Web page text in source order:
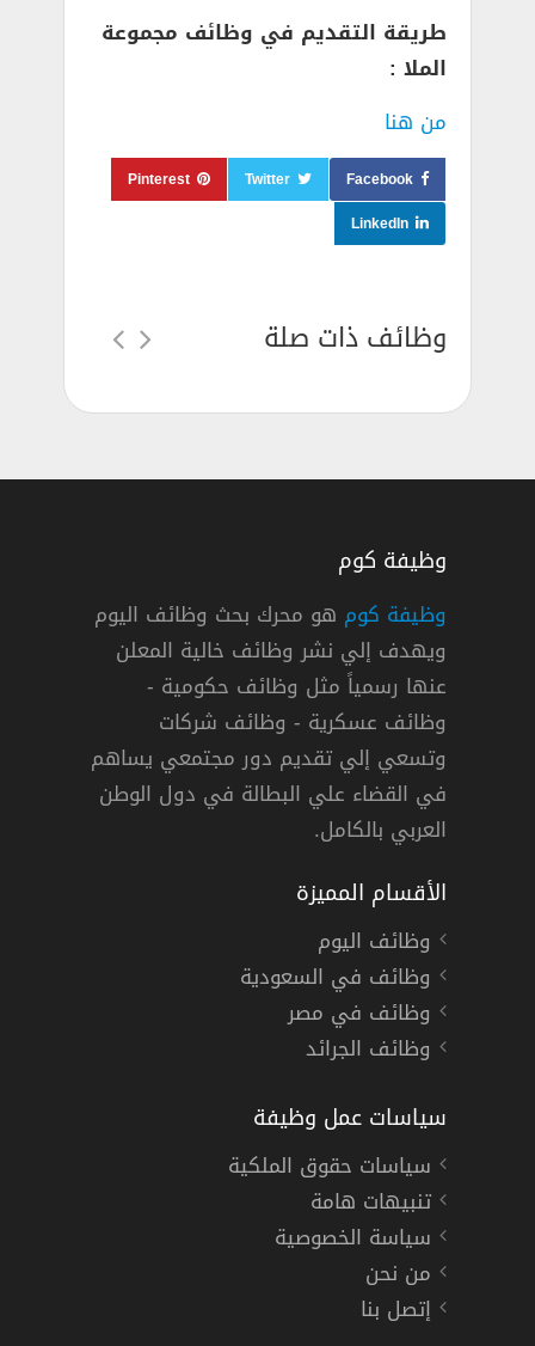
طريقة التقديم في وظائف مجموعة
الملا :
من هنا
Facebook
Twitter
Pinterest
LinkedIn
وظائف ذات صلة
الكويتية للاسر المتعففة في الكويت
للاسر المتعففة
دوام كامل
وظيفة كوم
وظيفة كوم هو محرك بحث وظائف اليوم
ويهدف إلي نشر وظائف خالية المعلن
عنها رسمياً مثل وظائف حكومية -
وظائف عسكرية - وظائف شركات
وتسعي إلي تقديم دور مجتمعي يساهم
في القضاء علي البطالة في دول الوطن
العربي بالكامل.
الأقسام المميزة
وظائف اليوم
وظائف في السعودية
وظائف في مصر
وظائف الجرائد
سياسات عمل وظيفة
سياسات حقوق الملكية
تنبيهات هامة
سياسة الخصوصية
من نحن
إتصل بنا